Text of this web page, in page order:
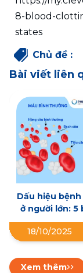
8-blood-
states
Chủ đề :
Bài viết liên
Dấu hiệu
ở người lớn: 5
18/10/2025
Xem thêm